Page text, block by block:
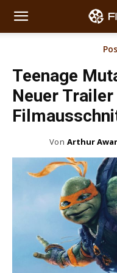
Teenage
Neuer Trailer
Von Arthur